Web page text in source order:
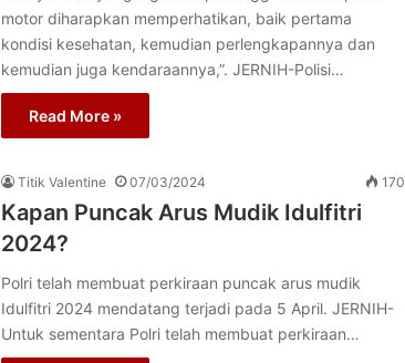
motor diharapkan memperhatikan, baik pertama
kondisi kesehatan, kemudian perlengkapannya dan
kemudian juga kendaraannya,”. JERNIH-Polisi…
Read More »
Titik Valentine 07/03/2024 170
Kapan Puncak Arus Mudik Idulfitri
2024?
Polri telah membuat perkiraan puncak arus mudik
Idulfitri 2024 mendatang terjadi pada 5 April. JERNIH-
Untuk sementara Polri telah membuat perkiraan…